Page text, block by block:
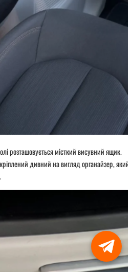
розташовується місткий висувний ящик.
дивний на вигляд органайзер, який